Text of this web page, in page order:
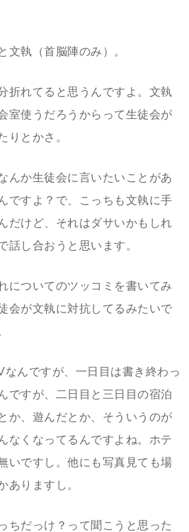
文執（首脳陣のみ）。
折れてると思うんですよ。文執
室使うだろうからって生徒会が
りとかさ。
んか生徒会に言いたいことがあ
ですよ？で、こっちも文執に手
だけど、それはダサいかもしれ
話し合おうと思います。
についてのツッコミを書いてみ
会が文執に対抗してるみたいで
んですが、一日目は書き終わっ
ですが、二日目と三日目の宿泊
か、遊んだとか、そういうのが
なくなってるんですよね。ホテ
いですし。他にも写真見ても場
ありますし。
ちだっけ？って聞こうと思った